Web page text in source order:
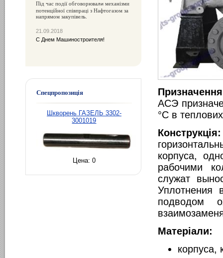
Під час події обговорювали механізми
потенційної співпраці з Нафтогазом за
напрямом закупівель.
21.09.2018
С Днем Машиностроителя!
Спецпропозиція
Шкворень ГАЗЕЛЬ 3302-
3001019
Цена: 0
Призначення
АСЭ
°С в
Конструкція:
корпуса,
рабочими
служат
Уплотнения
подводом
Матеріали:
корпуса,